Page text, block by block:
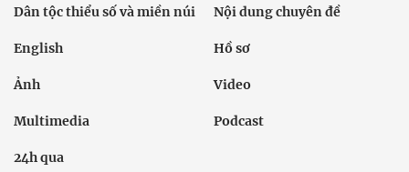
Dân tộc thiểu số và miền núi Nội dung chuyên đề
English Hồ sơ
Ảnh Video
Multimedia Podcast
24h qua